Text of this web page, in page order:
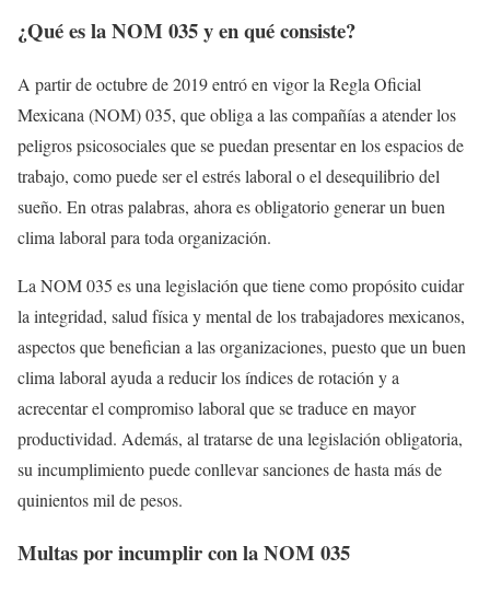
¿Qué es la NOM 035 y en qué consiste?
A partir de octubre de 2019 entró en vigor la Regla Oficial
Mexicana (NOM) 035, que obliga a las compañías a atender los
peligros psicosociales que se puedan presentar en los espacios de
trabajo, como puede ser el estrés laboral o el desequilibrio del
sueño. En otras palabras, ahora es obligatorio generar un buen
clima laboral para toda organización.
La NOM 035 es una legislación que tiene como propósito cuidar
la integridad, salud física y mental de los trabajadores mexicanos,
aspectos que benefician a las organizaciones, puesto que un buen
clima laboral ayuda a reducir los índices de rotación y a
acrecentar el compromiso laboral que se traduce en mayor
productividad. Además, al tratarse de una legislación obligatoria,
su incumplimiento puede conllevar sanciones de hasta más de
quinientos mil de pesos.
Multas por incumplir con la NOM 035